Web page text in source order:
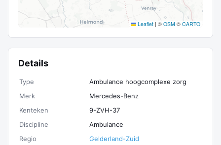
Leaflet | © OSM © CARTO
Details
Type
Ambulance hoogcomplexe zorg
Merk
Mercedes-Benz
Kenteken
9-ZVH-37
Discipline
Ambulance
Regio
Gelderland-Zuid